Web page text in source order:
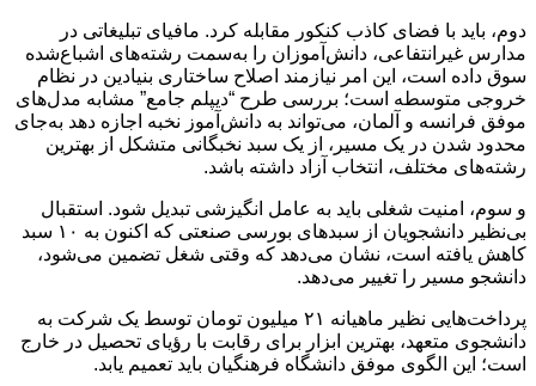
دوم، باید با فضای کاذب کنکور مقابله کرد. مافیای تبلیغاتی در
مدارس غیرانتفاعی، دانش‌آموزان را به‌سمت رشته‌های اشباع‌شده
سوق داده است، این امر نیازمند اصلاح ساختاری بنیادین در نظام
خروجی متوسطه است؛ بررسی طرح “دیپلم جامع” مشابه مدل‌های
موفق فرانسه و آلمان، می‌تواند به دانش‌آموز نخبه اجازه دهد به‌جای
محدود شدن در یک مسیر، از یک سبد نخبگانی متشکل از بهترین
رشته‌های مختلف، انتخاب آزاد داشته باشد.
و سوم، امنیت شغلی باید به عامل انگیزشی تبدیل شود. استقبال
بی‌نظیر دانشجویان از سبدهای بورسی صنعتی که اکنون به ۱۰ سبد
کاهش یافته است، نشان می‌دهد که وقتی شغل تضمین می‌شود،
دانشجو مسیر را تغییر می‌دهد.
پرداخت‌هایی نظیر ماهیانه ۲۱ میلیون تومان توسط یک شرکت به
دانشجوی متعهد، بهترین ابزار برای رقابت با رؤیای تحصیل در خارج
است؛ این الگوی موفق دانشگاه فرهنگیان باید تعمیم یابد.